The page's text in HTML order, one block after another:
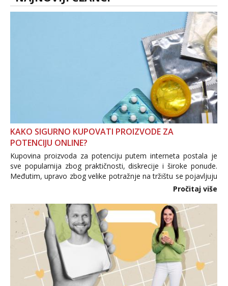
- Kod: #123
tel:0,93€ - mob:1,12€ min
Anđela
Čekam tvoj poziv!
Tel:064/677-677- Kod: #142
tel:0,93€ - mob:1,12€ min
KAKO SIGURNO KUPOVATI PROIZVODE ZA
POTENCIJU ONLINE?
Kupovina proizvoda za potenciju putem interneta postala je
sve popularnija zbog praktičnosti, diskrecije i široke ponude.
Međutim, upravo zbog velike potražnje na tržištu se pojavljuju
i brojni krivotvoreni proizvodi, nepouzdane internetske
Pročitaj više